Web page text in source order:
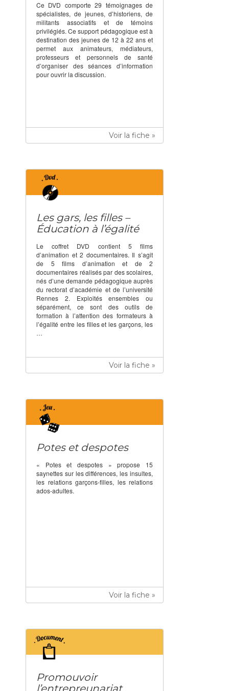
Ce DVD comporte 29 témoignages de
spécialistes, de jeunes, d’historiens, de
militants associatifs et de témoins
privilégiés. Ce support pédagogique est à
destination des jeunes de 12 à 22 ans et
permet aux animateurs, médiateurs,
professeurs et personnels de santé
d’organiser des séances d’information
pour ouvrir la discussion.
Voir la fiche »
Les gars, les filles –
Éducation à l’égalité
Le coffret DVD contient 5 films
d’animation et 2 documentaires. Il s’agit
de 5 films d’animation et de 2
documentaires réalisés par des scolaires,
nés d’une demande pédagogique auprès
du rectorat d’académie et de l’université
Rennes 2. Exploités ensembles ou
séparément, ce sont des outils de
formation à l’attention des formateurs à
l’égalité entre les filles et les garçons, les
…
Voir la fiche »
Potes et despotes
« Potes et despotes » propose 15
saynettes sur les différences, les insultes,
les relations garçons-filles, les relations
ados-adultes.
Voir la fiche »
Promouvoir
l’entrepreunariat